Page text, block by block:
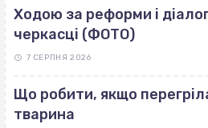
Ходою за реформи і
черкасці (ФОТО)
7 СЕРПНЯ 2026
Що робити, якщо
тварина